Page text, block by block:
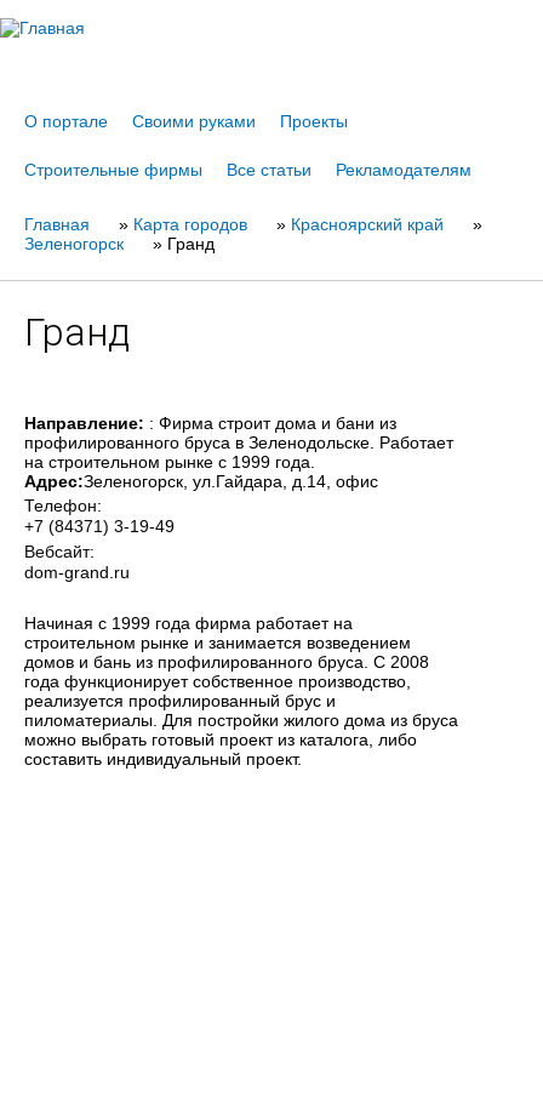
О портале Своими руками Проекты
Строительные фирмы Все статьи Рекламодателям
Вы
Главная » Карта городов » Красноярский край
»
Зеленогорск
» Гранд
Гранд
Направление: : Фирма строит дома и бани из
профилированного бруса в Зеленодольске. Работает
на строительном рынке с 1999 года.
Адрес:Зеленогорск , ул.Гайдара, д.14, офис
Телефон:
+7 (84371) 3-19-49
Вебсайт:
dom-grand.ru
Начиная с 1999 года фирма работает на
строительном рынке и занимается возведением
домов и бань из профилированного бруса. С 2008
года функционирует собственное производство,
реализуется профилированный брус и
пиломатериалы. Для постройки жилого дома из бруса
можно выбрать готовый проект из каталога, либо
составить индивидуальный проект.